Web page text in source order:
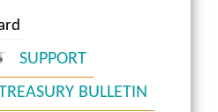
SUPPORT
BULLETIN